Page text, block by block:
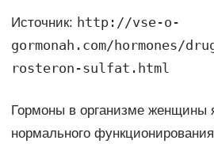
Источник: http://vse-o-
gormonah.com/hormones/
rosteron-sulfat.html
Гормоны в организме женщины
нормального